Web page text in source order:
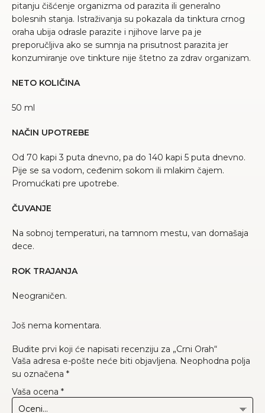
pitanju čišćenje organizma od parazita ili generalno
bolesnih stanja. Istraživanja su pokazala da tinktura crnog
oraha ubija odrasle parazite i njihove larve pa je
preporučljiva ako se sumnja na prisutnost parazita jer
konzumiranje ove tinkture nije štetno za zdrav organizam.
NETO KOLIČINA
50 ml
NAČIN UPOTREBE
Od 70 kapi 3 puta dnevno, pa do 140 kapi 5 puta dnevno.
Pije se sa vodom, ceđenim sokom ili mlakim čajem.
Promućkati pre upotrebe.
ČUVANJE
Na sobnoj temperaturi, na tamnom mestu, van domašaja
dece.
ROK TRAJANJA
Neograničen.
Još nema komentara.
Budite prvi koji će napisati recenziju za „Crni Orah“
Vaša adresa e-pošte neće biti objavljena. Neophodna polja
su označena *
Vaša ocena *